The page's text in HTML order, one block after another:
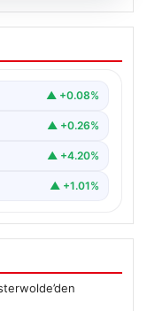
yasal
önemli
▲ +0.08%
▲ +0.26%
▲ +4.20%
▲ +1.01%